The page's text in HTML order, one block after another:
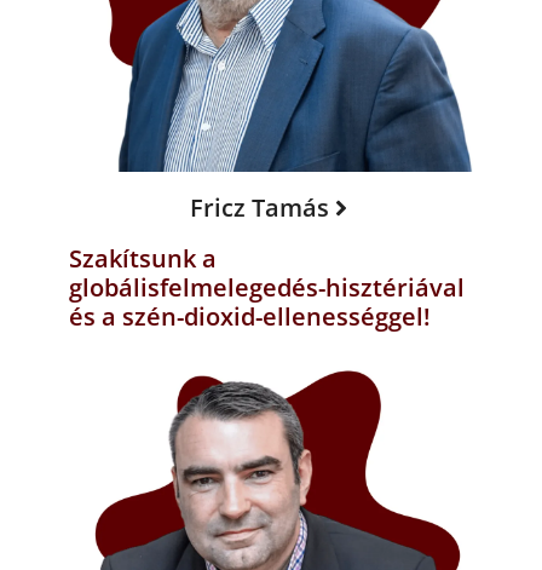
Fricz Tamás
Szakítsunk a
globálisfelmelegedés-hisztériával
és a szén-dioxid-ellenességgel!